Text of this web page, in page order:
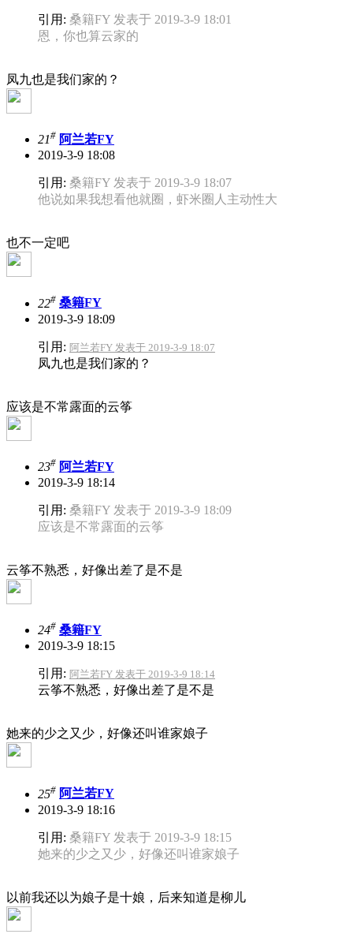
引用: 桑籍FY 发表于 2019-3-9 18:01
恩，你也算云家的
凤九也是我们家的？
21# 阿兰若FY
2019-3-9 18:08
引用: 桑籍FY 发表于 2019-3-9 18:07
他说如果我想看他就圈，虾米圈人主动性大
也不一定吧
22# 桑籍FY
2019-3-9 18:09
引用: 阿兰若FY 发表于 2019-3-9 18:07
凤九也是我们家的？
应该是不常露面的云筝
23# 阿兰若FY
2019-3-9 18:14
引用: 桑籍FY 发表于 2019-3-9 18:09
应该是不常露面的云筝
云筝不熟悉，好像出差了是不是
24# 桑籍FY
2019-3-9 18:15
引用: 阿兰若FY 发表于 2019-3-9 18:14
云筝不熟悉，好像出差了是不是
她来的少之又少，好像还叫谁家娘子
25# 阿兰若FY
2019-3-9 18:16
引用: 桑籍FY 发表于 2019-3-9 18:15
她来的少之又少，好像还叫谁家娘子
以前我还以为娘子是十娘，后来知道是柳儿